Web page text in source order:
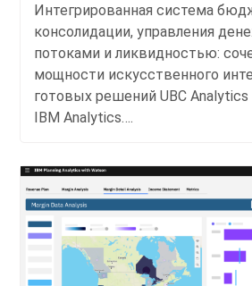
Интегрированная система
консолидации, управления
потоками и ликвидностью:
мощности искусственного
готовых решений UBC
IBM Analytics….